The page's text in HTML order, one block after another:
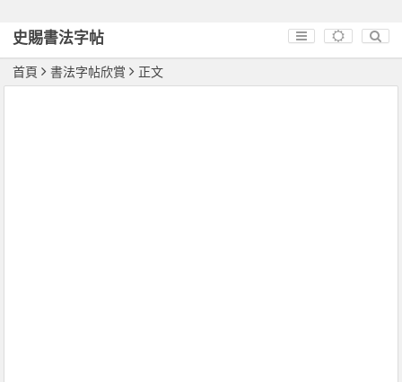
史賜書法字帖
首頁 書法字帖欣賞 正文